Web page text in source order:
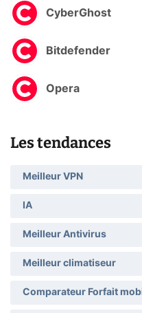
CyberGhost
Bitdefender
Opera
Les tendances
Meilleur VPN
IA
Meilleur Antivirus
Meilleur climatiseur
Comparateur Forfait